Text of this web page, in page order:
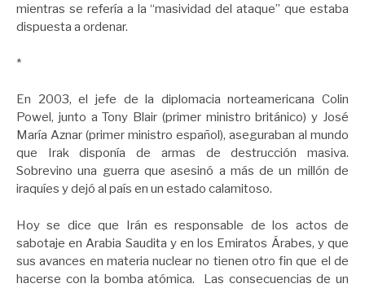
mientras se refería a la “masividad del ataque” que estaba
dispuesta a ordenar.
*
En 2003, el jefe de la diplomacia norteamericana Colin
Powel, junto a Tony Blair (primer ministro británico) y José
María Aznar (primer ministro español), aseguraban al mundo
que Irak disponía de armas de destrucción masiva.
Sobrevino una guerra que asesinó a más de un millón de
iraquíes y dejó al país en un estado calamitoso.
Hoy se dice que Irán es responsable de los actos de
sabotaje en Arabia Saudita y en los Emiratos Árabes, y que
sus avances en materia nuclear no tienen otro fin que el de
hacerse con la bomba atómica. Las consecuencias de un